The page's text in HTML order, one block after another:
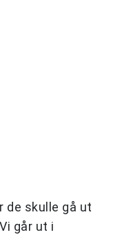
de skulle gå ut
går ut i